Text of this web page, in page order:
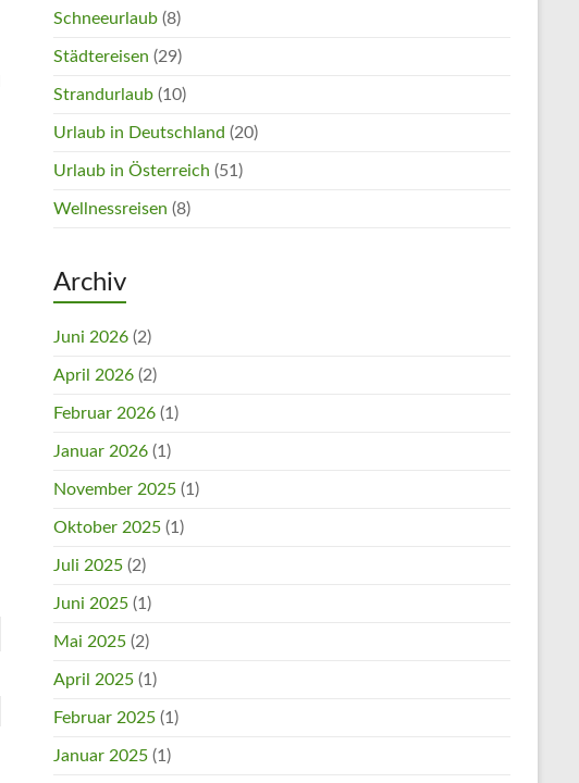
Schneeurlaub (8)
Städtereisen (29)
Strandurlaub (10)
Urlaub in Deutschland (20)
Urlaub in Österreich (51)
Wellnessreisen (8)
Archiv
Juni 2026 (2)
April 2026 (2)
Februar 2026 (1)
Januar 2026 (1)
November 2025 (1)
Oktober 2025 (1)
Juli 2025 (2)
Juni 2025 (1)
Mai 2025 (2)
April 2025 (1)
Februar 2025 (1)
Januar 2025 (1)